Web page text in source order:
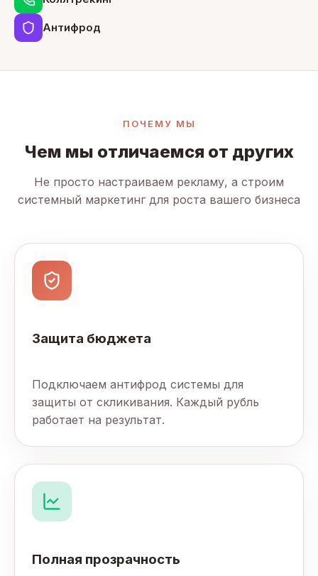
Антифрод
ПОЧЕМУ МЫ
Чем мы отличаемся от других
Не просто настраиваем рекламу, а строим
системный маркетинг для роста вашего бизнеса
Защита бюджета
Подключаем антифрод системы для
защиты от скликивания. Каждый рубль
работает на результат.
Полная прозрачность